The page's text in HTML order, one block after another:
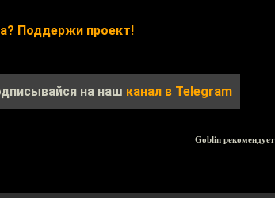
Поддержи проект!
на наш канал в Telegram
Goblin рекомендует